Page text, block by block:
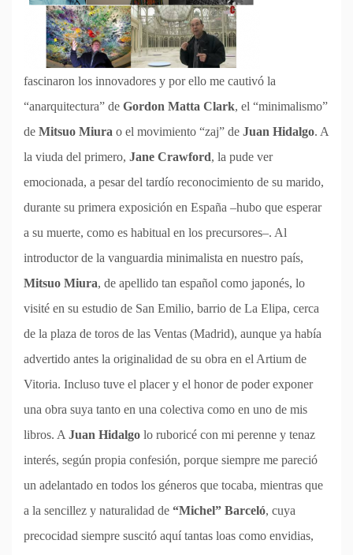
fascinaron los innovadores y por ello me cautivó la
“anarquitectura” de Gordon Matta Clark, el “minimalismo”
de Mitsuo Miura o el movimiento “zaj” de Juan Hidalgo. A
la viuda del primero, Jane Crawford, la pude ver
emocionada, a pesar del tardío reconocimiento de su marido,
durante su primera exposición en España –hubo que esperar
a su muerte, como es habitual en los precursores–. Al
introductor de la vanguardia minimalista en nuestro país,
Mitsuo Miura, de apellido tan español como japonés, lo
visité en su estudio de San Emilio, barrio de La Elipa, cerca
de la plaza de toros de las Ventas (Madrid), aunque ya había
advertido antes la originalidad de su obra en el Artium de
Vitoria. Incluso tuve el placer y el honor de poder exponer
una obra suya tanto en una colectiva como en uno de mis
libros. A Juan Hidalgo lo ruboricé con mi perenne y tenaz
interés, según propia confesión, porque siempre me pareció
un adelantado en todos los géneros que tocaba, mientras que
a la sencillez y naturalidad de “Michel” Barceló, cuya
precocidad siempre suscitó aquí tantas loas como envidias,